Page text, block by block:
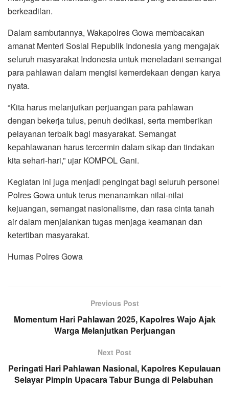
berkeadilan.
Dalam sambutannya, Wakapolres Gowa membacakan
amanat Menteri Sosial Republik Indonesia yang mengajak
seluruh masyarakat Indonesia untuk meneladani semangat
para pahlawan dalam mengisi kemerdekaan dengan karya
nyata.
“Kita harus melanjutkan perjuangan para pahlawan
dengan bekerja tulus, penuh dedikasi, serta memberikan
pelayanan terbaik bagi masyarakat. Semangat
kepahlawanan harus tercermin dalam sikap dan tindakan
kita sehari-hari,” ujar KOMPOL Gani.
Kegiatan ini juga menjadi pengingat bagi seluruh personel
Polres Gowa untuk terus menanamkan nilai-nilai
kejuangan, semangat nasionalisme, dan rasa cinta tanah
air dalam menjalankan tugas menjaga keamanan dan
ketertiban masyarakat.
Humas Polres Gowa
Previous Post
Momentum Hari Pahlawan 2025, Kapolres Wajo Ajak
Warga Melanjutkan Perjuangan
Next Post
Peringati Hari Pahlawan Nasional, Kapolres Kepulauan
Selayar Pimpin Upacara Tabur Bunga di Pelabuhan